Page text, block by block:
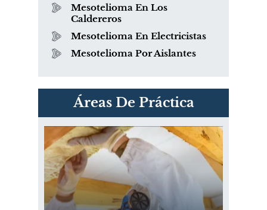
Mesotelioma En Los
Caldereros
Mesotelioma En Electricistas
Mesotelioma Por Aislantes
Áreas De Práctica
PVC Cloruro de polivinilo
Exposición